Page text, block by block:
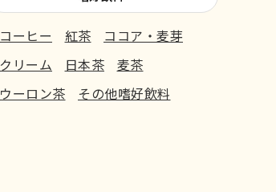
コーヒー 紅茶
ココア・麦芽
クリーム
日本茶
麦茶
ウーロン茶
その他嗜好飲料